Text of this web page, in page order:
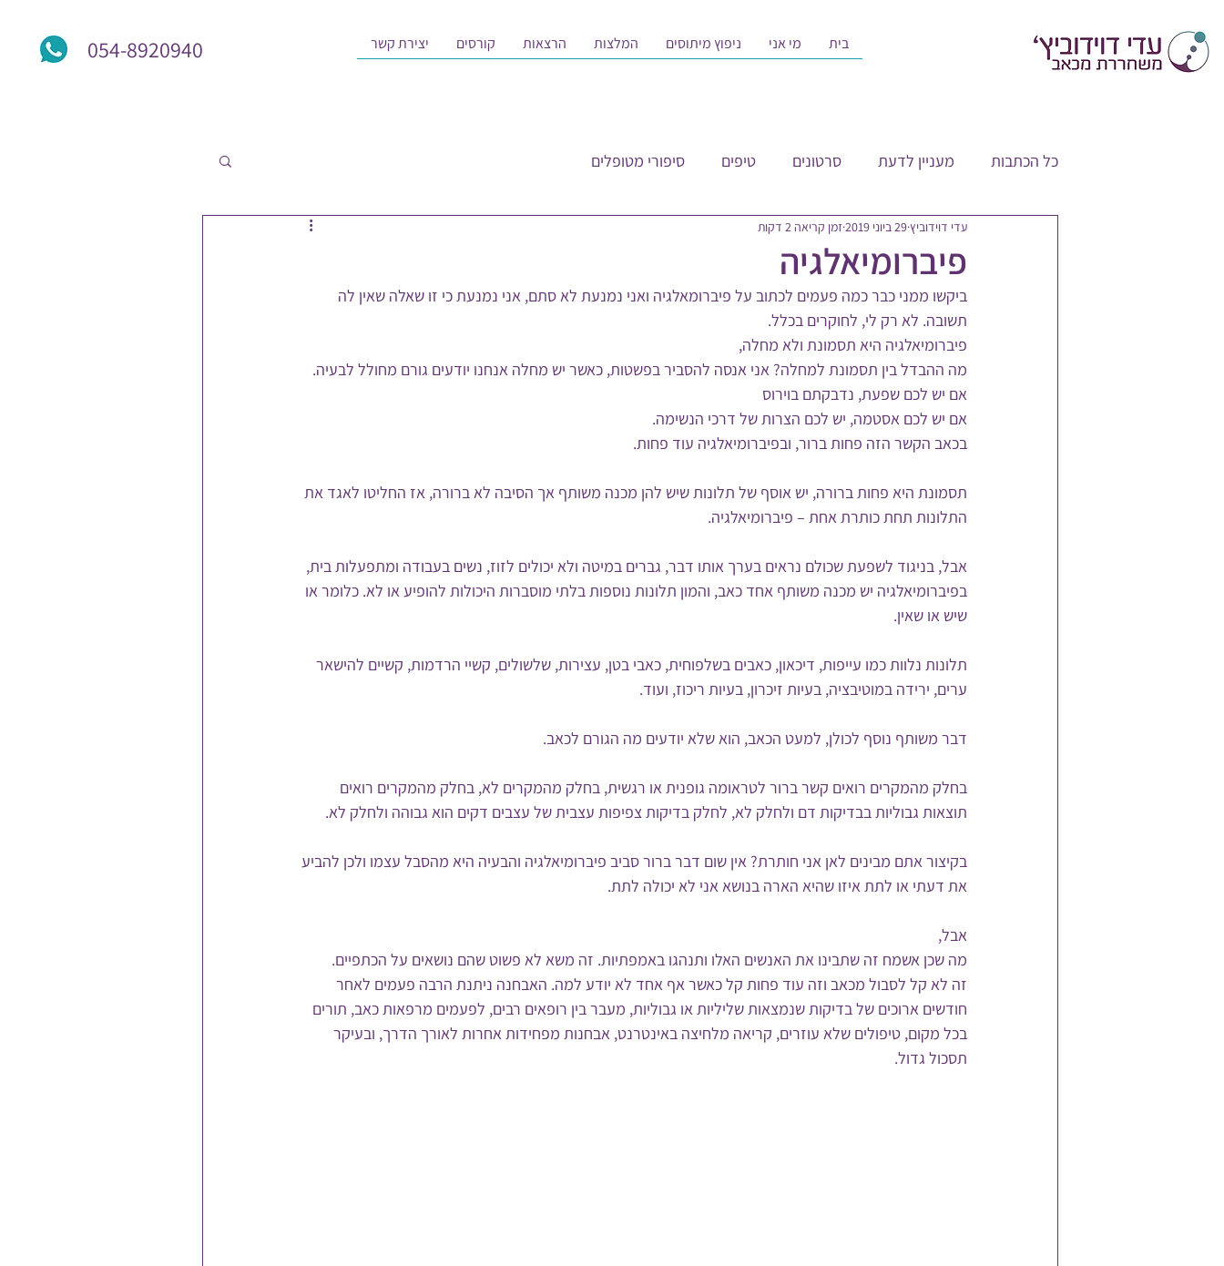
054-8920940 בית מי אני ניפוץ מיתוסים המלצות הרצאות קורסים יצירת קשר
כל הכתבות מעניין לדעת סרטונים טיפים סיפורי מטופלים
פיברומיאלגיה
עדי דוידוביץ29 ביוני 2019 זמן קריאה 2 דקות
ביקשו ממני כבר כמה פעמים לכתוב על פיברומאלגיה ואני נמנעת לא סתם, אני נמנעת כי זו שאלה שאין לה
תשובה. לא רק לי, לחוקרים בכלל.
פיברומיאלגיה היא תסמונת ולא מחלה,
מה ההבדל בין תסמונת למחלה? אני אנסה להסביר בפשטות, כאשר יש מחלה אנחנו יודעים גורם מחולל לבעיה.
אם יש לכם שפעת, נדבקתם בוירוס
אם יש לכם אסטמה, יש לכם הצרות של דרכי הנשימה.
בכאב הקשר הזה פחות ברור, ובפיברומיאלגיה עוד פחות.
תסמונת היא פחות ברורה, יש אוסף של תלונות שיש להן מכנה משותף אך הסיבה לא ברורה, אז החליטו לאגד את
התלונות תחת כותרת אחת – פיברומיאלגיה.
אבל, בניגוד לשפעת שכולם נראים בערך אותו דבר, גברים במיטה ולא יכולים לזוז, נשים בעבודה ומתפעלות בית,
בפיברומיאלגיה יש מכנה משותף אחד כאב, והמון תלונות נוספות בלתי מוסברות היכולות להופיע או לא. כלומר או
שיש או שאין.
תלונות נלוות כמו עייפות, דיכאון, כאבים בשלפוחית, כאבי בטן, עצירות, שלשולים, קשיי הרדמות, קשיים להישאר
ערים, ירידה במוטיבציה, בעיות זיכרון, בעיות ריכוז, ועוד.
דבר משותף נוסף לכולן, למעט הכאב, הוא שלא יודעים מה הגורם לכאב.
בחלק מהמקרים רואים קשר ברור לטראומה גופנית או רגשית, בחלק מהמקרים לא, בחלק מהמקרים רואים
תוצאות גבוליות בבדיקות דם ולחלק לא, לחלק בדיקות צפיפות עצבית של עצבים דקים הוא גבוהה ולחלק לא.
בקיצור אתם מבינים לאן אני חותרת? אין שום דבר ברור סביב פיברומיאלגיה והבעיה היא מהסבל עצמו ולכן להביע
את דעתי או לתת איזו שהיא הארה בנושא אני לא יכולה לתת.
אבל,
מה שכן אשמח זה שתבינו את האנשים האלו ותנהגו באמפתיות. זה משא לא פשוט שהם נושאים על הכתפיים.
זה לא קל לסבול מכאב וזה עוד פחות קל כאשר אף אחד לא יודע למה. האבחנה ניתנת הרבה פעמים לאחר
חודשים ארוכים של בדיקות שנמצאות שליליות או גבוליות, מעבר בין רופאים רבים, לפעמים מרפאות כאב, תורים
בכל מקום, טיפולים שלא עוזרים, קריאה מלחיצה באינטרנט, אבחנות מפחידות אחרות לאורך הדרך, ובעיקר
תסכול גדול.